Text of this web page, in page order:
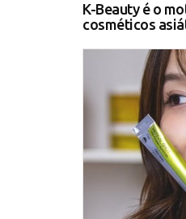
K-Beauty é o
cosméticos